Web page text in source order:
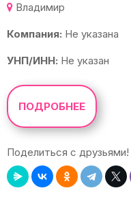
Владимир
Компания: Не указана
УНП/ИНН: Не указан
ПОДРОБНЕЕ
Поделиться с друзьями!